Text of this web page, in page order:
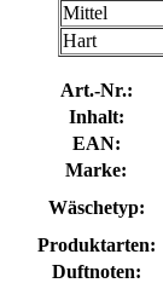
Mittel
Hart
Art.-Nr.:
Inhalt:
EAN:
Marke:
Wäschetyp:
Produktarten:
Duftnoten: